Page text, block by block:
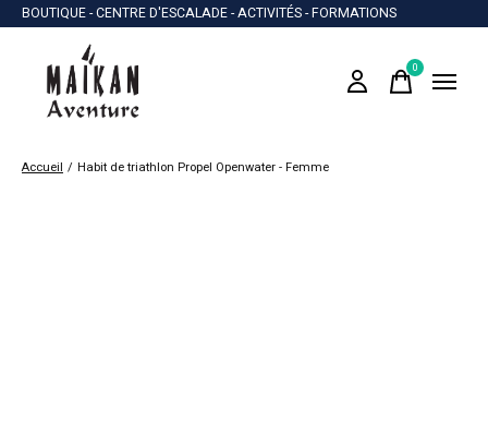
BOUTIQUE - CENTRE D'ESCALADE - ACTIVITÉS - FORMATIONS
0items
Accueil / Habit de triathlon Propel Openwater - Femme